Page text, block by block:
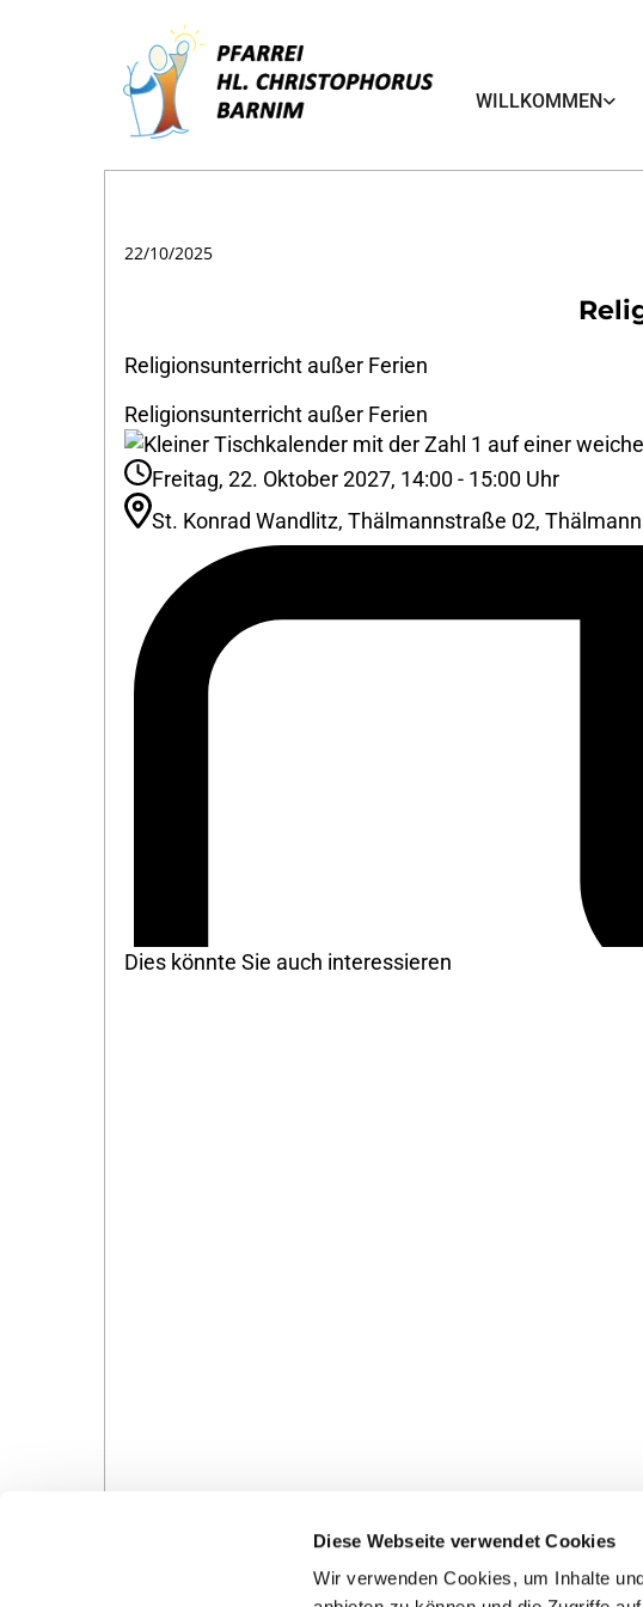
Diese Webseite verwendet Cookies
Wir verwenden Cookies, um Inhalte
WILLKOMMEN
22/10/2025
Religionsunterricht außer Ferien
Religionsunterricht außer Ferien
Freitag, 22. Oktober 2027, 14:00 - 15:00 Uhr
St. Konrad Wandlitz, Thälmannstraße 02,
Dies könnte Sie auch interessieren
Feed